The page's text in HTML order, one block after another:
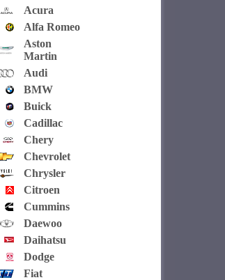
Acura
Alfa Romeo
Aston
Martin
Audi
BMW
Buick
Cadillac
Chery
Chevrolet
Chrysler
Citroen
Cummins
Daewoo
Daihatsu
Dodge
Fiat